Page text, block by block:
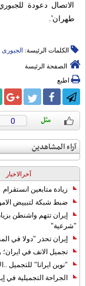
الاتصال دعودة
طهران'.
الكلمات الرئيسة: الجبوری
الصفحة الرئيسة
اطبع
0
آراء المشاهدين
آخرالاخبار
زيادة متابعين انستقرام
ضبط شبكة لتبييض
إيران تتهم واشنطن
"شرعية"
إيران تحذر "دولا في
تجميل الانف في ايران؛
"نوين ايرانا" للتجميل
الجراحة التجميلية في